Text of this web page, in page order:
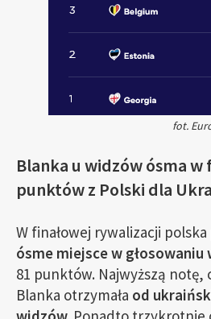
fot.
Blanka u widzów ósma w
punktów z Polski dla
W finałowej rywalizacji
ósme miejsce w głosowaniu
81 punktów. Najwyższą notę,
Blanka otrzymała od